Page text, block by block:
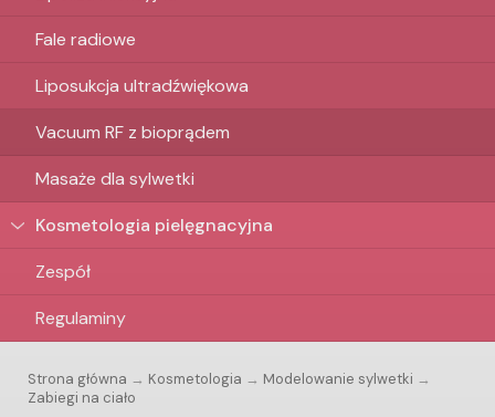
Fale radiowe
Liposukcja ultradźwiękowa
Vacuum RF z bioprądem
Masaże dla sylwetki
Kosmetologia pielęgnacyjna
Zespół
Regulaminy
Strona główna → Kosmetologia → Modelowanie sylwetki →
Zabiegi na ciało